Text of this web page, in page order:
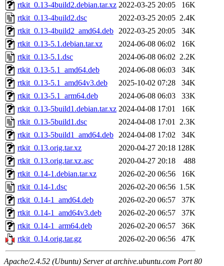
rtkit_0.13-4build2.debian.tar.xz 2022-03-25 20:05
16K
rtkit_0.13-4build2.dsc
2022-03-25 20:05 2.4K
rtkit_0.13-4build2_amd64.deb 2022-03-25 20:05
34K
rtkit_0.13-5.1.debian.tar.xz
2024-06-08 06:02
16K
rtkit_0.13-5.1.dsc
2024-06-08 06:02 2.2K
rtkit_0.13-5.1_amd64.deb
2024-06-08 06:03
34K
rtkit_0.13-5.1_amd64v3.deb
2025-10-02 07:28
34K
rtkit_0.13-5.1_arm64.deb
2024-06-08 06:03
33K
rtkit_0.13-5build1.debian.tar.xz 2024-04-08 17:01
16K
rtkit_0.13-5build1.dsc
2024-04-08 17:01 2.3K
rtkit_0.13-5build1_amd64.deb 2024-04-08 17:02
34K
rtkit_0.13.orig.tar.xz
2020-04-27 20:18 128K
rtkit_0.13.orig.tar.xz.asc
2020-04-27 20:18
488
rtkit_0.14-1.debian.tar.xz
2026-02-20 06:56
16K
rtkit_0.14-1.dsc
2026-02-20 06:56 1.5K
rtkit_0.14-1_amd64.deb
2026-02-20 06:57
37K
rtkit_0.14-1_amd64v3.deb
2026-02-20 06:57
37K
rtkit_0.14-1_arm64.deb
2026-02-20 06:57
36K
rtkit_0.14.orig.tar.gz
2026-02-20 06:56 47K
Apache/2.4.52 (Ubuntu) Server at archive.ubuntu.com Port 80